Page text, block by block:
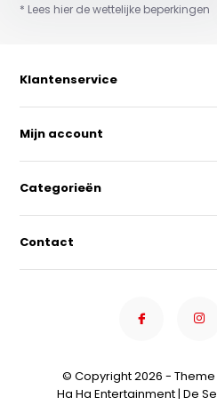
* Lees hier de wettelijke beperkingen
Klantenservice
Mijn account
Categorieën
Contact
© Copyright 2026 - Theme
Ha Ha Entertainment | De